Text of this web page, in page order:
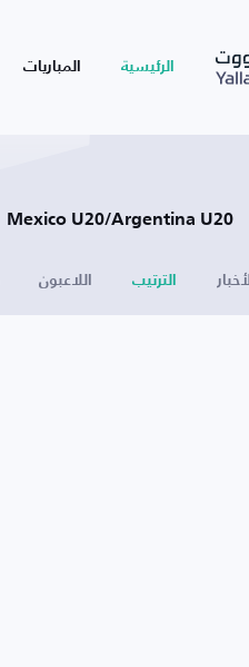
الرئيسية المباريات
Mexico U20/Argentina U20
الأخبار الترتيب اللاعبون